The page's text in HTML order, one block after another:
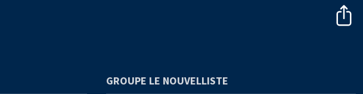
GROUPE LE NOUVELLISTE